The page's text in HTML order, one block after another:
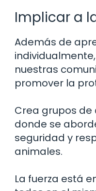
Implicar a
Además de
nuestras
promover la
Crea grupos de
donde se
seguridad y
animales.
La fuerza está